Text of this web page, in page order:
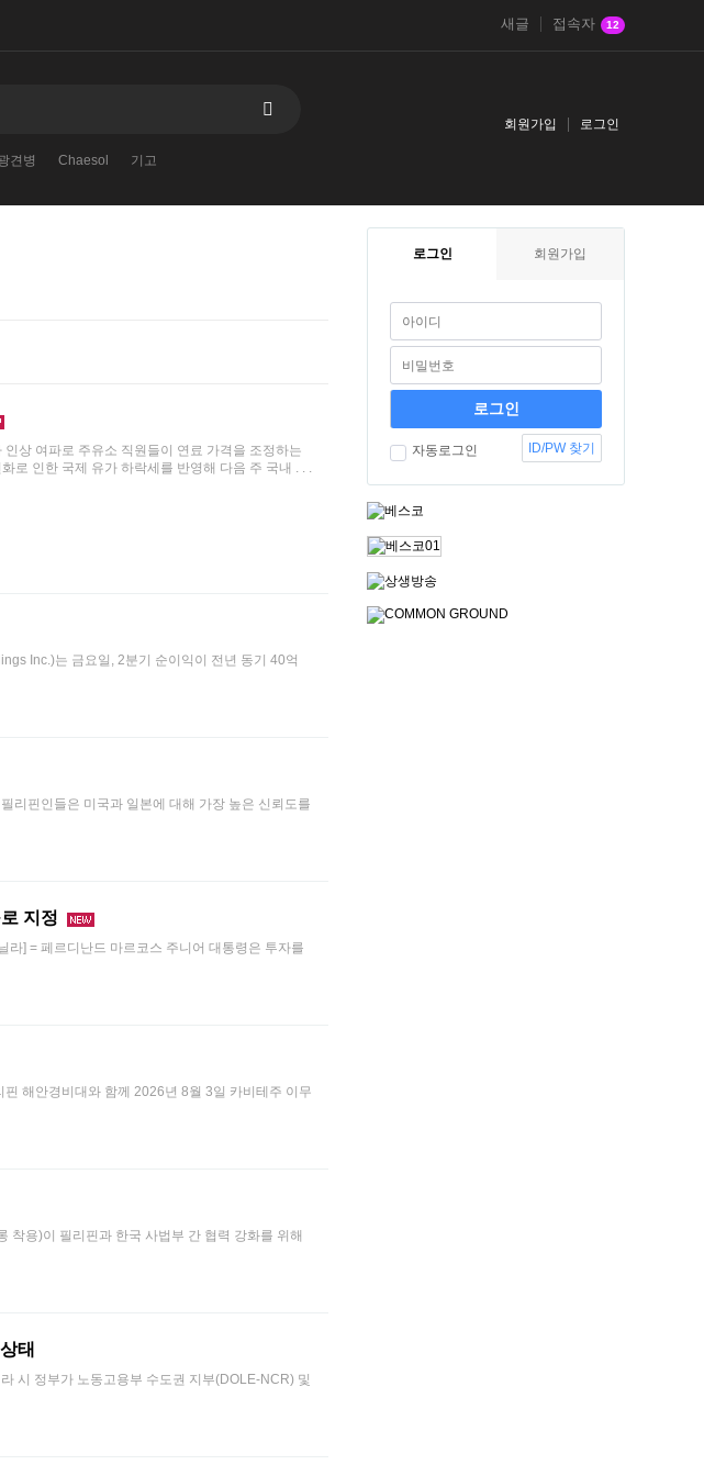
새글 접속자 12
견병 Chaesol 기고
회원가입 로그인
상 여파로 주유소 직원들이 연료 가격을 조정하는
로 인한 국제 유가 하락세를 반영해 다음 주 국내 . . .
Inc.)는 금요일, 2분기 순이익이 전년 동기 40억
리핀인들은 미국과 일본에 대해 가장 높은 신뢰도를
지정
] = 페르디난드 마르코스 주니어 대통령은 투자를
해안경비대와 함께 2026년 8월 3일 카비테주 이무
용)이 필리핀과 한국 사법부 간 협력 강화를 위해
태
시 정부가 노동고용부 수도권 지부(DOLE-NCR) 및
로그인 회원가입
자동로그인 ID/PW 찾기